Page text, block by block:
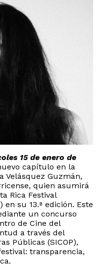
15 de enero de
capítulo en la
Velásquez Guzmán,
quien asumirá
Rica Festival
en su 13.ª edición. Este
un concurso
de Cine del
a través del
Públicas (SICOP),
transparencia,